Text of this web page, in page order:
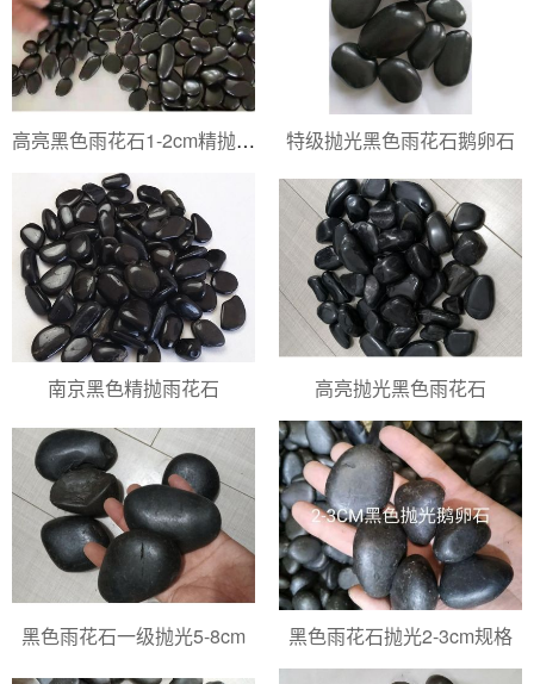
高亮黑色雨花石1-2cm精抛高光 特级抛光黑色雨花石鹅卵石
南京黑色精抛雨花石 高亮抛光黑色雨花石
黑色雨花石一级抛光5-8cm 黑色雨花石抛光2-3cm规格